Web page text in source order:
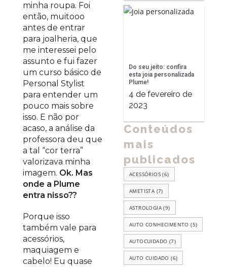
minha roupa. Foi
então, muitooo
antes de entrar
para joalheria, que
me interessei pelo
assunto e fui fazer
um curso básico de
Personal Stylist
para entender um
pouco mais sobre
isso. E não por
acaso, a análise da
professora deu que
a tal “cor terra”
valorizava minha
imagem. Ok. Mas
onde a Plume
entra nisso??
Porque isso
também vale para
acessórios,
maquiagem e
cabelo! Eu quase
Do seu jeito: confira
esta joia personalizada
Plume!
4 de fevereiro de
2023
Conteúdos
mais
publicados
ACESSÓRIOS (6)
AMETISTA (7)
ASTROLOGIA (9)
AUTO CONHECIMENTO (5)
AUTOCUIDADO (7)
AUTO CUIDADO (6)